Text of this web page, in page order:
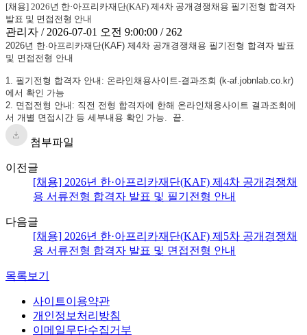
[채용] 2026년 한·아프리카재단(KAF) 제4차 공개경쟁채용 필기전형 합격자
발표 및 면접전형 안내
관리자 / 2026-07-01 오전 9:00:00 / 262
2026년 한·아프리카재단(KAF) 제4차 공개경쟁채용 필기전형 합격자 발표
및 면접전형 안내
1. 필기전형 합격자 안내: 온라인채용사이트-결과조회 (k-af.jobnlab.co.kr)
에서 확인 가능
2. 면접전형 안내: 직전 전형 합격자에 한해 온라인채용사이트 결과조회에
서 개별 면접시간 등 세부내용 확인 가능. 끝.
첨부파일
이전글
[채용] 2026년 한·아프리카재단(KAF) 제4차 공개경쟁채
용 서류전형 합격자 발표 및 필기전형 안내
다음글
[채용] 2026년 한·아프리카재단(KAF) 제5차 공개경쟁채
용 서류전형 합격자 발표 및 면접전형 안내
목록보기
사이트이용약관
개인정보처리방침
이메일무단수집거부